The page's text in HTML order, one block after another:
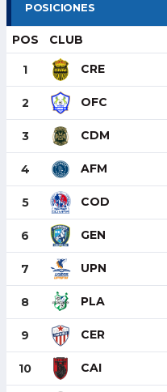
POSICIONES
POS CLUB
1 CRE
2 OFC
3 CDM
4 AFM
5 COD
6 GEN
7 UPN
8 PLA
9 CER
10 CAI